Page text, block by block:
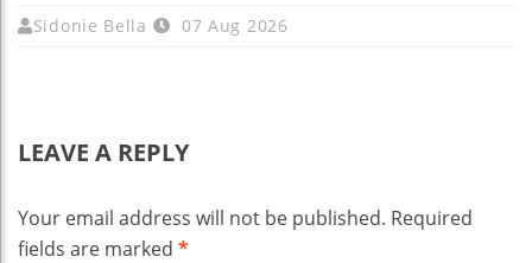
Sidonie Bella 07 Aug 2026
LEAVE A REPLY
Your email address will not be published. Required
fields are marked *